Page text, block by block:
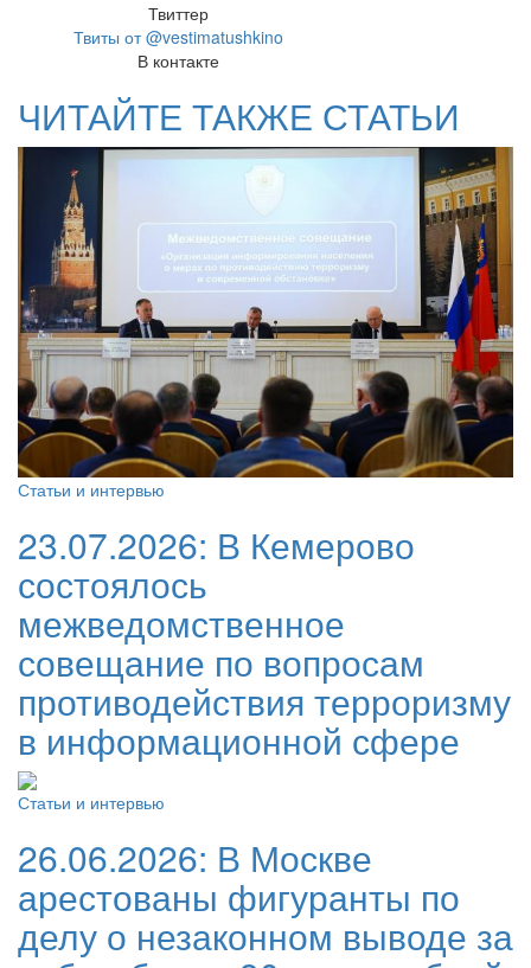
Твиттер
Твиты от @vestimatushkino
В контакте
ЧИТАЙТЕ ТАКЖЕ СТАТЬИ
Статьи и интервью
23.07.2026: В Кемерово
состоялось
межведомственное
совещание по вопросам
противодействия терроризму
в информационной сфере
Статьи и интервью
26.06.2026: В Москве
арестованы фигуранты по
делу о незаконном выводе за